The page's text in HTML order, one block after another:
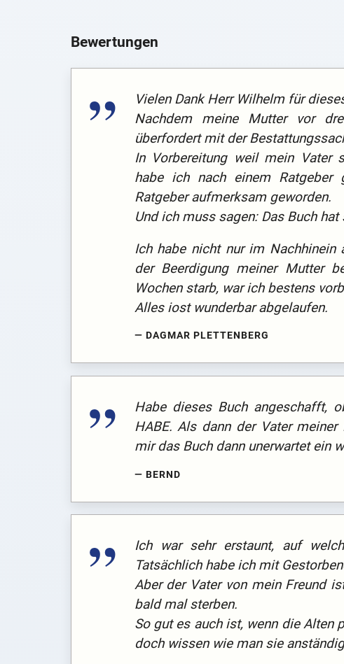
Bewertungen
Vielen Dank Herr Wilhelm für
Nachdem meine Mutter vor
überfordert mit der
In Vorbereitung weil mein Vater
habe ich nach einem
Ratgeber aufmerksam geworden.
Und ich muss sagen: Das Buch
Ich habe nicht nur im Nachhinein
der Beerdigung meiner Mutter
Wochen starb, war ich bestens
Alles iost wunderbar abgelaufen.
DAGMAR PLETTENBERG
Habe dieses Buch angeschafft,
HABE. Als dann der Vater
mir das Buch dann unerwartet ein
BERND
Ich war sehr erstaunt, auf
Tatsächlich habe ich mit
Aber der Vater von mein Freund
bald mal sterben.
So gut es auch ist, wenn die Alten
doch wissen wie man sie